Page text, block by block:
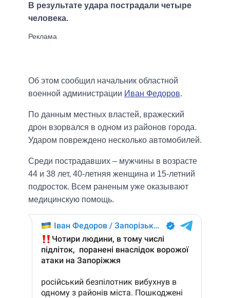
В результате удара пострадали четыре
человека.
Об этом сообщил начальник областной
военной администрации Иван Федоров.
По данным местных властей, вражеский
дрон взорвался в одном из районов города.
Ударом повреждено несколько автомобилей.
Среди пострадавших – мужчины в возрасте
44 и 38 лет, 40-летняя женщина и 15-летний
подросток. Всем раненым уже оказывают
медицинскую помощь.